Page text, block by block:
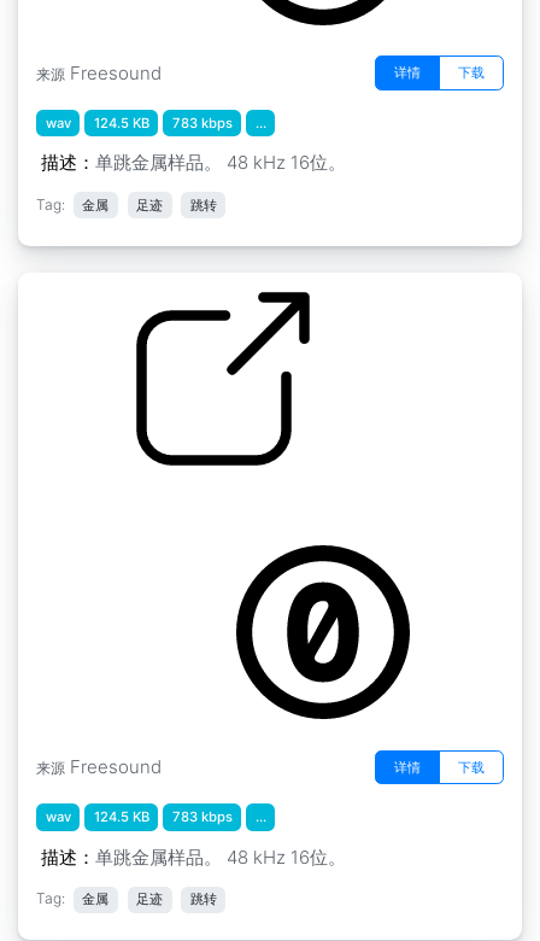
来源 Freesound 详情 下载
wav 124.5 KB 783 kbps ...
描述： 单跳金属样品。 48 kHz 16位。
Tag: 金属 足迹 跳转
来源 Freesound 详情 下载
wav 124.5 KB 783 kbps ...
描述： 单跳金属样品。 48 kHz 16位。
Tag: 金属 足迹 跳转